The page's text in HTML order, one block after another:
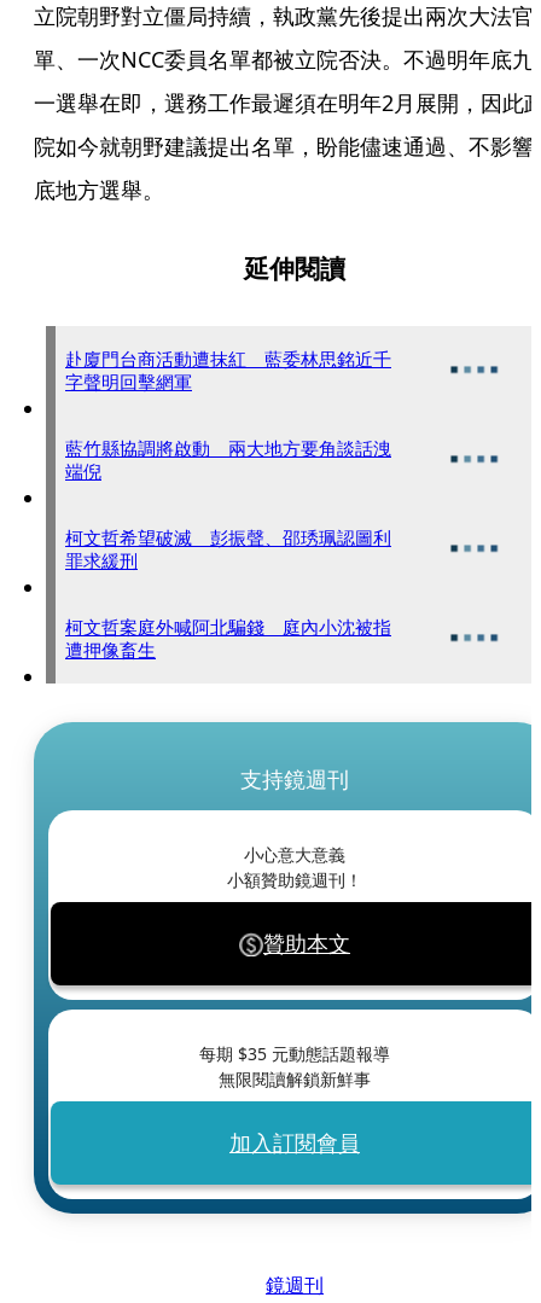
立院朝野對立僵局持續，執政黨先後提出兩次大法官
單、一次NCC委員名單都被立院否決。不過明年底九
一選舉在即，選務工作最遲須在明年2月展開，因此
院如今就朝野建議提出名單，盼能儘速通過、不影響
底地方選舉。
延伸閱讀
赴廈門台商活動遭抹紅 藍委林思銘近千
字聲明回擊網軍
藍竹縣協調將啟動 兩大地方要角談話洩
端倪
柯文哲希望破滅 彭振聲、邵琇珮認圖利
罪求緩刑
柯文哲案庭外喊阿北騙錢 庭內小沈被指
遭押像畜生
支持鏡週刊
小心意大意義
小額贊助鏡週刊！
贊助本文
每期 $35 元動態話題報導
無限閱讀解鎖新鮮事
加入訂閱會員
鏡週刊